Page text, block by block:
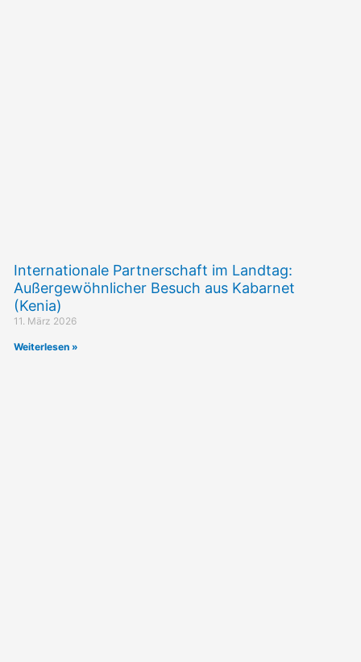
Internationale Partnerschaft im Landtag:
Außergewöhnlicher Besuch aus Kabarnet
(Kenia)
11. März 2026
Weiterlesen »